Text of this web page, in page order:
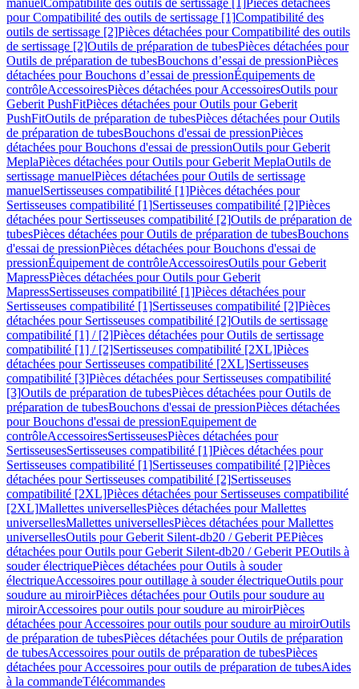
manuelCompatibilité des outils de sertissage [1]Pièces détachées
pour Compatibilité des outils de sertissage [1]Compatibilité des
outils de sertissage [2]Pièces détachées pour Compatibilité des outils
de sertissage [2]Outils de préparation de tubesPièces détachées pour
Outils de préparation de tubesBouchons d’essai de pressionPièces
détachées pour Bouchons d’essai de pressionÉquipements de
contrôleAccessoiresPièces détachées pour AccessoiresOutils pour
Geberit PushFitPièces détachées pour Outils pour Geberit
PushFitOutils de préparation de tubesPièces détachées pour Outils
de préparation de tubesBouchons d'essai de pressionPièces
détachées pour Bouchons d'essai de pressionOutils pour Geberit
MeplaPièces détachées pour Outils pour Geberit MeplaOutils de
sertissage manuelPièces détachées pour Outils de sertissage
manuelSertisseuses compatibilité [1]Pièces détachées pour
Sertisseuses compatibilité [1]Sertisseuses compatibilité [2]Pièces
détachées pour Sertisseuses compatibilité [2]Outils de préparation de
tubesPièces détachées pour Outils de préparation de tubesBouchons
d'essai de pressionPièces détachées pour Bouchons d'essai de
pressionÉquipement de contrôleAccessoiresOutils pour Geberit
MapressPièces détachées pour Outils pour Geberit
MapressSertisseuses compatibilité [1]Pièces détachées pour
Sertisseuses compatibilité [1]Sertisseuses compatibilité [2]Pièces
détachées pour Sertisseuses compatibilité [2]Outils de sertissage
compatibilité [1] / [2]Pièces détachées pour Outils de sertissage
compatibilité [1] / [2]Sertisseuses compatibilité [2XL]Pièces
détachées pour Sertisseuses compatibilité [2XL]Sertisseuses
compatibilité [3]Pièces détachées pour Sertisseuses compatibilité
[3]Outils de préparation de tubesPièces détachées pour Outils de
préparation de tubesBouchons d'essai de pressionPièces détachées
pour Bouchons d'essai de pressionEquipement de
contrôleAccessoiresSertisseusesPièces détachées pour
SertisseusesSertisseuses compatibilité [1]Pièces détachées pour
Sertisseuses compatibilité [1]Sertisseuses compatibilité [2]Pièces
détachées pour Sertisseuses compatibilité [2]Sertisseuses
compatibilité [2XL]Pièces détachées pour Sertisseuses compatibilité
[2XL]Mallettes universellesPièces détachées pour Mallettes
universellesMallettes universellesPièces détachées pour Mallettes
universellesOutils pour Geberit Silent-db20 / Geberit PEPièces
détachées pour Outils pour Geberit Silent-db20 / Geberit PEOutils à
souder électriquePièces détachées pour Outils à souder
électriqueAccessoires pour outillage à souder électriqueOutils pour
soudure au miroirPièces détachées pour Outils pour soudure au
miroirAccessoires pour outils pour soudure au miroirPièces
détachées pour Accessoires pour outils pour soudure au miroirOutils
de préparation de tubesPièces détachées pour Outils de préparation
de tubesAccessoires pour outils de préparation de tubesPièces
détachées pour Accessoires pour outils de préparation de tubesAides
à la commandeTélécommandes